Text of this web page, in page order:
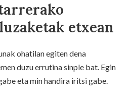
etxean
ohatilan egiten dena
duzu errutina sinple bat. Egin
eta min handira iritsi gabe.